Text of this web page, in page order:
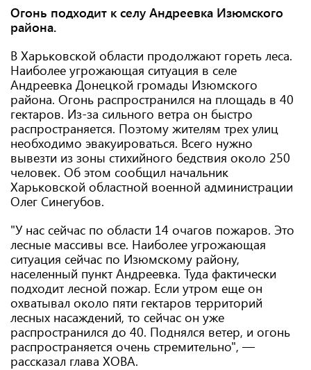
Огонь подходит к селу Андреевка Изюмского
района.
В Харьковской области продолжают гореть леса.
Наиболее угрожающая ситуация в селе
Андреевка Донецкой громады Изюмского
района. Огонь распространился на площадь в 40
гектаров. Из-за сильного ветра он быстро
распространяется. Поэтому жителям трех улиц
необходимо эвакуироваться. Всего нужно
вывезти из зоны стихийного бедствия около 250
человек. Об этом сообщил начальник
Харьковской областной военной администрации
Олег Синегубов.
"У нас сейчас по области 14 очагов пожаров. Это
лесные массивы все. Наиболее угрожающая
ситуация сейчас по Изюмскому району,
населенный пункт Андреевка. Туда фактически
подходит лесной пожар. Если утром еще он
охватывал около пяти гектаров территорий
лесных насаждений, то сейчас он уже
распространился до 40. Поднялся ветер, и огонь
распространяется очень стремительно", —
рассказал глава ХОВА.